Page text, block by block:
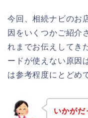
今回、相続ナビのお
因をいくつかご紹介
れまでお伝えしてき
ードが使えない原因
は参考程度にとどめ
いかがだ